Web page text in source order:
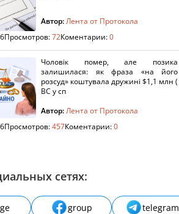
Автор:Лента от Протокола
Просмотров:72Коментарии:0
Чоловік помер, але позика
залишилася: як фраза «на його
розсуд» коштувала дружині $1,1 млн (
ВС у сп
Автор:Лента от Протокола
Просмотров:457Коментарии:0
сетях:
group telegram